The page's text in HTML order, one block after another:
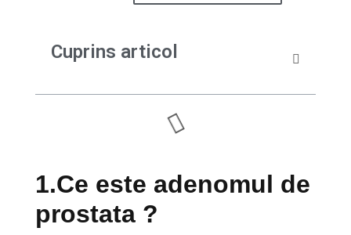
Cuprins articol
1.Ce este adenomul de
prostata ?